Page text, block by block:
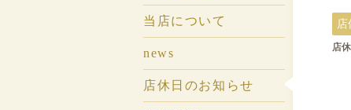
店
店休
当店について
news
店休日のお知らせ